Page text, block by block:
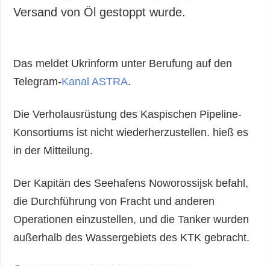
Video
Versand von Öl gestoppt wurde.
Das meldet Ukrinform unter Berufung auf den
Telegram-Kanal ASTRA.
Die Verholausrüstung des Kaspischen Pipeline-
Konsortiums ist nicht wiederherzustellen. hieß es
in der Mitteilung.
Der Kapitän des Seehafens Noworossijsk befahl,
die Durchführung von Fracht und anderen
Operationen einzustellen, und die Tanker wurden
außerhalb des Wassergebiets des KTK gebracht.